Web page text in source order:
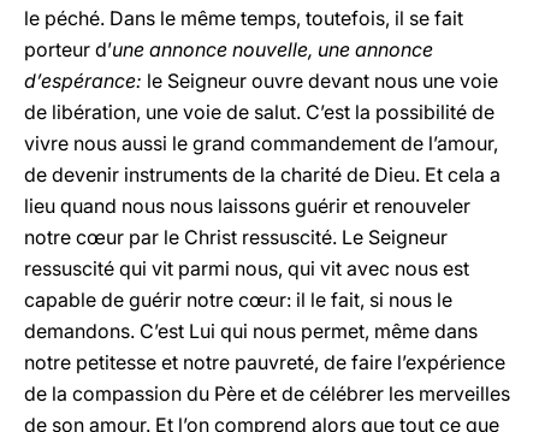
le péché. Dans le même temps, toutefois, il se fait
porteur d’une annonce nouvelle, une annonce
d’espérance: le Seigneur ouvre devant nous une voie
de libération, une voie de salut. C’est la possibilité de
vivre nous aussi le grand commandement de l’amour,
de devenir instruments de la charité de Dieu. Et cela a
lieu quand nous nous laissons guérir et renouveler
notre cœur par le Christ ressuscité. Le Seigneur
ressuscité qui vit parmi nous, qui vit avec nous est
capable de guérir notre cœur: il le fait, si nous le
demandons. C’est Lui qui nous permet, même dans
notre petitesse et notre pauvreté, de faire l’expérience
de la compassion du Père et de célébrer les merveilles
de son amour. Et l’on comprend alors que tout ce que